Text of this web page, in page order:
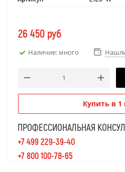
26 450 руб
Наличие: много
Купить в 1
ПРОФЕССИОНАЛЬНАЯ
+7 499 229-39-40
+7 800 100-78-65